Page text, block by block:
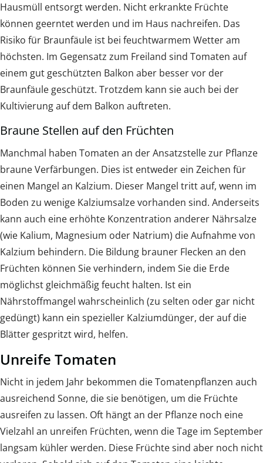
Hausmüll entsorgt werden. Nicht erkrankte Früchte
können geerntet werden und im Haus nachreifen. Das
Risiko für Braunfäule ist bei feuchtwarmem Wetter am
höchsten. Im Gegensatz zum Freiland sind Tomaten auf
einem gut geschützten Balkon aber besser vor der
Braunfäule geschützt. Trotzdem kann sie auch bei der
Kultivierung auf dem Balkon auftreten.
Braune Stellen auf den Früchten
Manchmal haben Tomaten an der Ansatzstelle zur Pflanze
braune Verfärbungen. Dies ist entweder ein Zeichen für
einen Mangel an Kalzium. Dieser Mangel tritt auf, wenn im
Boden zu wenige Kalziumsalze vorhanden sind. Anderseits
kann auch eine erhöhte Konzentration anderer Nährsalze
(wie Kalium, Magnesium oder Natrium) die Aufnahme von
Kalzium behindern. Die Bildung brauner Flecken an den
Früchten können Sie verhindern, indem Sie die Erde
möglichst gleichmäßig feucht halten. Ist ein
Nährstoffmangel wahrscheinlich (zu selten oder gar nicht
gedüngt) kann ein spezieller Kalziumdünger, der auf die
Blätter gespritzt wird, helfen.
Unreife Tomaten
Nicht in jedem Jahr bekommen die Tomatenpflanzen auch
ausreichend Sonne, die sie benötigen, um die Früchte
ausreifen zu lassen. Oft hängt an der Pflanze noch eine
Vielzahl an unreifen Früchten, wenn die Tage im September
langsam kühler werden. Diese Früchte sind aber noch nicht